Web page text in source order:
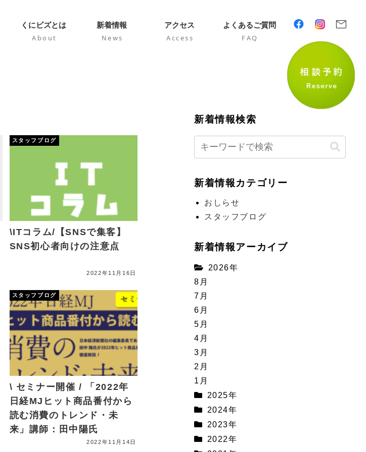
くにビズとは
About
新着情報
News
アクセス
Access
よくあるご質問
FAQ
mail
スタッフブログ
\ITコラム/【SNSで集客】
SNS初心者向けの注意点
2022年11月16日
スタッフブログ
\ セミナー開催 / 「2022年
日経MJヒット商品番付から
読む消費のトレンド・未
来」講師：田中陽氏
2022年11月14日
新着情報検索
新着情報カテゴリー
おしらせ
スタッフブログ
新着情報アーカイブ
2026年
8月
7月
6月
5月
4月
3月
2月
1月
2025年
2024年
2023年
2022年